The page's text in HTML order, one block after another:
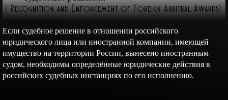
( Recognition and Enforcement of Foreign Arbitral Awards)
Если судебное решение в отношении российского
юридического лица или иностранной компании, имеющей
имущество на территории России, вынесено иностранным
судом, необходимы определённые юридические действия в
российских судебных инстанциях по его исполнению.